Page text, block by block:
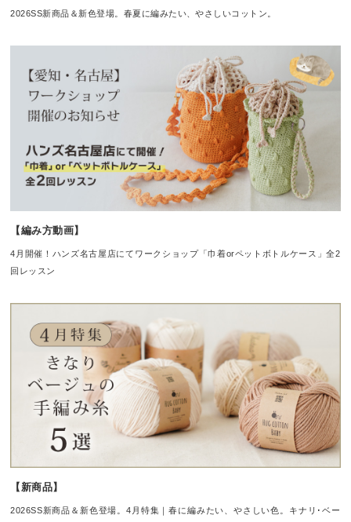
2026SS新商品＆新色登場。春夏に編みたい、やさしいコットン。
【編み方動画】
4月開催！ハンズ名古屋店にてワークショップ「巾着orペットボトルケース」全2
回レッスン
【新商品】
2026SS新商品＆新色登場。4月特集｜春に編みたい、やさしい色。キナリ･ベー